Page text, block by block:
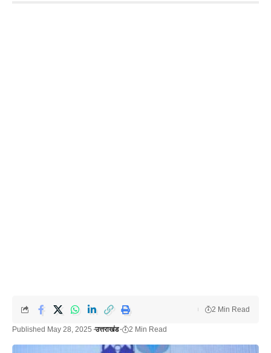
Published May 28, 2025 उत्तराखंड 2 Min Read
2 Min Read